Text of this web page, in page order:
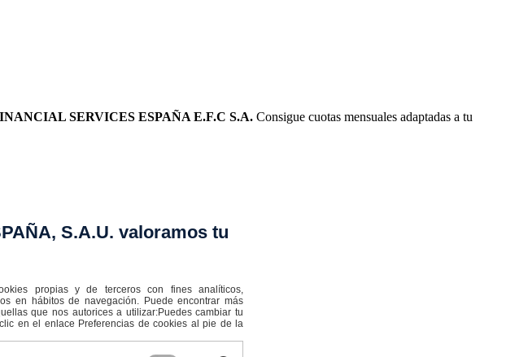
SERVICES ESPAÑA E.F.C S.A. Consigue cuotas mensuales adaptadas a tu
S.A.U. valoramos tu
propias y de terceros con fines analíticos,
en hábitos de navegación. Puede encontrar más
que nos autorices a utilizar:Puedes cambiar tu
en el enlace Preferencias de cookies al pie de la